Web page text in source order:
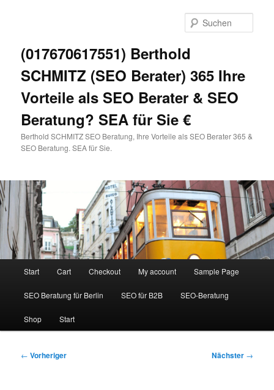
(017670617551) Berthold
SCHMITZ (SEO Berater) 365 Ihre
Vorteile als SEO Berater & SEO
Beratung? SEA für Sie €
Berthold SCHMITZ SEO Beratung, Ihre Vorteile als SEO Berater 365 &
SEO Beratung. SEA für Sie.
Start Cart Checkout My account Sample Page
SEO Beratung für Berlin SEO für B2B SEO-Beratung
Shop Start
Beitragsnavigation
← Vorheriger Nächster →